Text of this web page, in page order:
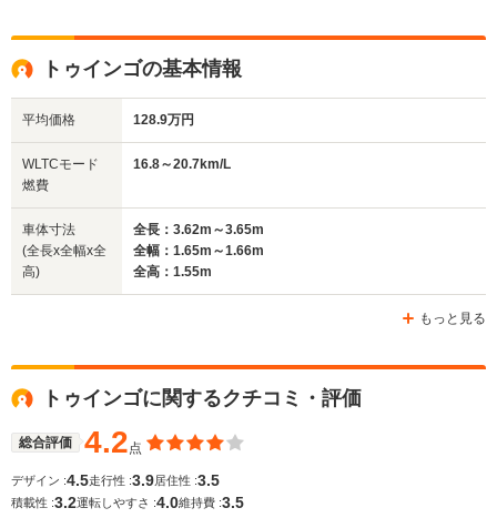
サイズ
(全長x全幅x全高)
WLTCモード
燃費
排気量
全高
1.69m
全長
ホイールベース
-m
-
1598cc
全高
1.62m
全
1.72m
トゥインゴの基本情報
平均価格 128.9万円
WLTCモード
燃費
16.8～20.7km/L
車体寸法
(全長x全幅x全
高)
全長：3.62m～3.65m
全幅：1.65m～1.66m
全高：1.55m
もっと見る
トゥインゴに関するクチコミ・評価
総合評価 4.2点
デザイン :4.5走行性 :3.9居住性 :3.5
積載性 :3.2運転しやすさ :4.0維持費 :3.5